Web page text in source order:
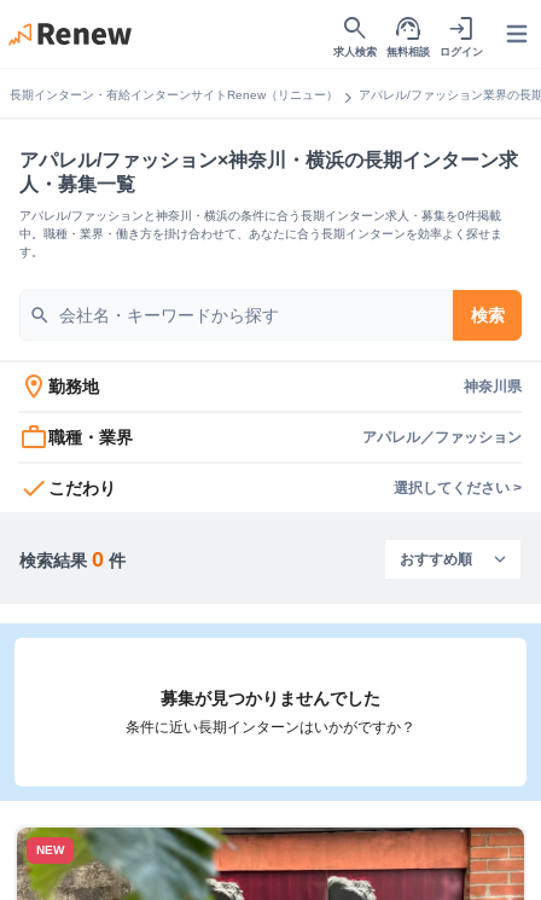
search
求人検索
support_agent
無料相談
login
ログイン
長期インターン・有給インターンサイトRenew（リニュー） chevron_right アパレル/ファッション業界の長
アパレル/ファッション×神奈川・横浜の長期インターン求
人・募集一覧
アパレル/ファッションと神奈川・横浜の条件に合う長期インターン求人・募集を0件掲載
中。職種・業界・働き方を掛け合わせて、あなたに合う長期インターンを効率よく探せま
す。
search 検索
location_on 勤務地 神奈川県
work_outline職種・業界 アパレル／ファッション
check こだわり 選択してください >
検索結果 0 件
募集が見つかりませんでした
条件に近い長期インターンはいかがですか？
NEW